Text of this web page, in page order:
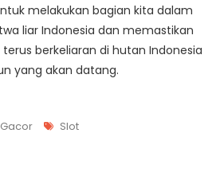
melakukan bagian kita dalam
liar Indonesia dan memastikan
berkeliaran di hutan Indonesia
yang akan datang.
Tags
Slot